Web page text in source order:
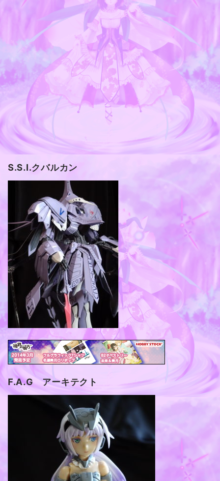
S.S.I.クバルカン
F.A.G アーキテクト